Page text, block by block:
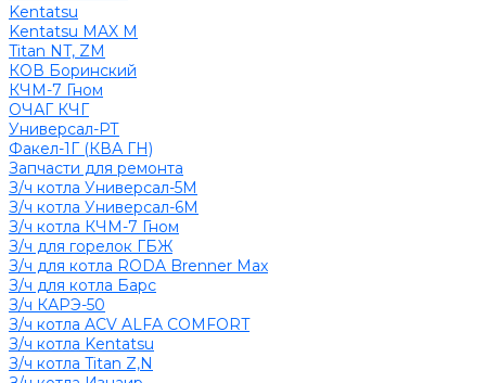
Kentatsu
Kentatsu MAX M
Titan NT, ZM
КОВ Боринский
КЧМ-7 Гном
ОЧАГ КЧГ
Универсал-РТ
Факел-1Г (КВА ГН)
Запчасти для ремонта
З/ч котла Универсал-5М
З/ч котла Универсал-6М
З/ч котла КЧМ-7 Гном
З/ч для горелок ГБЖ
З/ч для котла RODA Brenner Max
З/ч для котла Барс
З/ч КАРЭ-50
З/ч котла ACV ALFA COMFORT
З/ч котла Kentatsu
З/ч котла Titan Z,N